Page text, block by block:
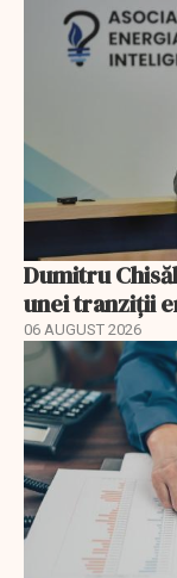
Dumitru
unei tranziții
06 AUGUST 2026